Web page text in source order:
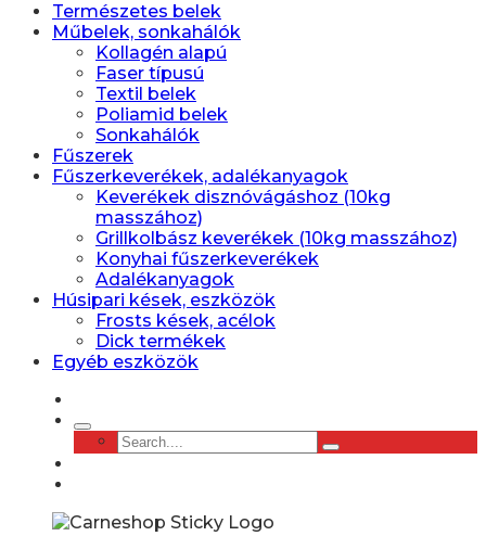
Természetes belek
Műbelek, sonkahálók
Kollagén alapú
Faser típusú
Textil belek
Poliamid belek
Sonkahálók
Fűszerek
Fűszerkeverékek, adalékanyagok
Keverékek disznóvágáshoz (10kg
masszához)
Grillkolbász keverékek (10kg masszához)
Konyhai fűszerkeverékek
Adalékanyagok
Húsipari kések, eszközök
Frosts kések, acélok
Dick termékek
Egyéb eszközök